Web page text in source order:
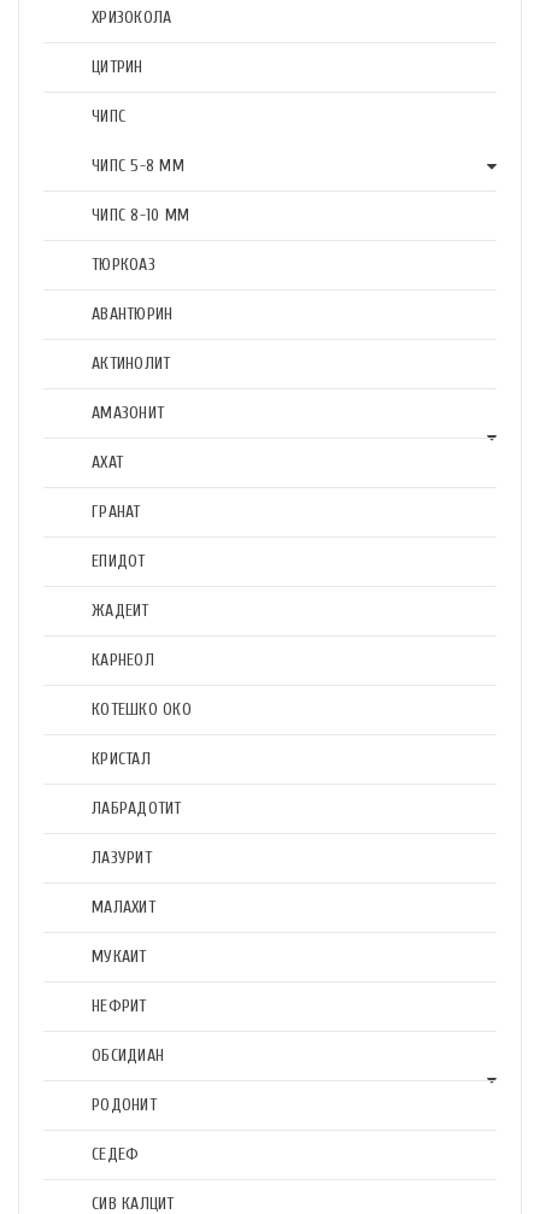
ХРИЗОКОЛА
ЦИТРИН
ЧИПС
ЧИПС 5-8 ММ
ЧИПС 8-10 ММ
ТЮРКОАЗ
АВАНТЮРИН
АКТИНОЛИТ
АМАЗОНИТ
АХАТ
ГРАНАТ
ЕПИДОТ
ЖАДЕИТ
КАРНЕОЛ
КОТЕШКО ОКО
КРИСТАЛ
ЛАБРАДОТИТ
ЛАЗУРИТ
МАЛАХИТ
МУКАИТ
НЕФРИТ
ОБСИДИАН
РОДОНИТ
СЕДЕФ
СИВ КАЛЦИТ